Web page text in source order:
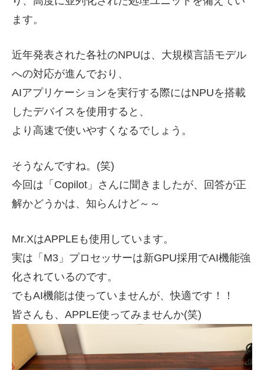
ます。
近年発表された各社のNPUは、大規模言語モデル
への対応が進んでおり、
AIアプリケーションを実行する際にはNPUを搭載
したデバイスを使用すると、
より高速で使いやすくなるでしょう。
そうなんですね。(笑)
今回は「Copilot」さんに聞きましたが、回答が正
解かどうかは、 知らんけど～～
Mr.XはAPPLEも使用しています。
実は「M3」プロセッサーは新GPU採用でAI機能強
化されているのです。
でもAI機能は使っていませんが、快適です！！
皆さんも、APPLE使ってみませんか(笑)